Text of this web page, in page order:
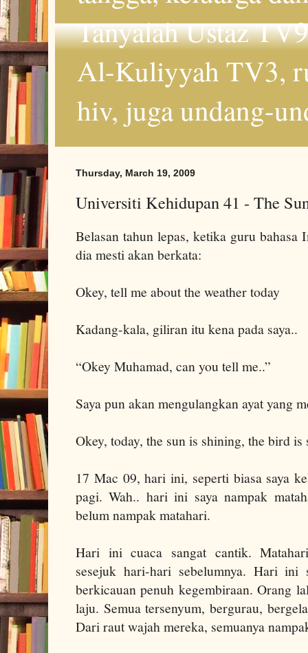
Tanyalah Ustaz
Al-Kuliyyah TV3,
hiv, juga undang-
Thursday, March 19, 2009
Universiti Kehidupan 41 - The
Belasan tahun lepas, ketika guru bahasa
dia mesti akan berkata:
Okey, tell me about the weather today
Kadang-kala, giliran itu kena pada saya..
“Okey Muhamad, can you tell me..”
Saya pun akan mengulangkan ayat yang
Okey, today, the sun is shining, the bird
17 Mac 09, hari ini, seperti biasa saya
pagi. Wah.. hari ini saya nampak
belum nampak matahari.
Hari ini cuaca sangat cantik.
sesejuk hari-hari sebelumnya. Hari ini
berkicauan penuh kegembiraan. Orang
laju. Semua tersenyum, bergurau,
Dari raut wajah mereka, semuanya